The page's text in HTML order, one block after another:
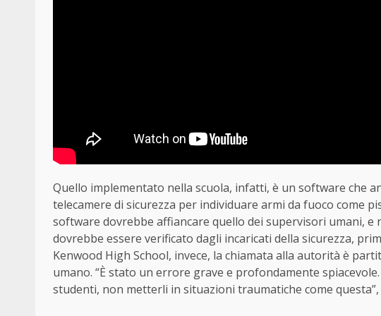
Quello implementato nella scuola, infatti, è un software che
telecamere di sicurezza per individuare armi da fuoco come
software dovrebbe affiancare quello dei supervisori umani,
dovrebbe essere verificato dagli incaricati della sicurezza,
Kenwood High School, invece, la chiamata alla autorità è
umano. “È stato un errore grave e profondamente
studenti, non metterli in situazioni traumatiche come